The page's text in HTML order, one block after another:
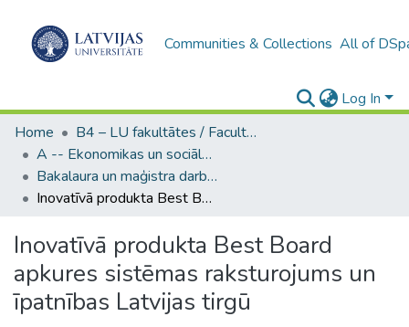
Communities & Collections All of
Log In
Home
B4 – LU fakultātes / Faculties of the UL
A -- Ekonomikas un sociālo zinātņu fakultāte / Faculty of Economics and Social Sciences
Bakalaura un maģistra darbi (ESZF) / Bachelor's and Master's theses
Inovatīvā produkta Best Board apkures sistēmas raksturojums un īpatnības Latvijas tirgū
Inovatīvā produkta Best Board
apkures sistēmas raksturojums un
īpatnības Latvijas tirgū